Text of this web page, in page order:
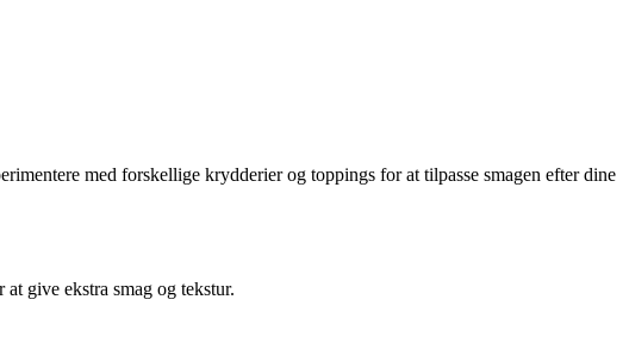
med forskellige krydderier og toppings for at tilpasse smagen efter dine
give ekstra smag og tekstur.